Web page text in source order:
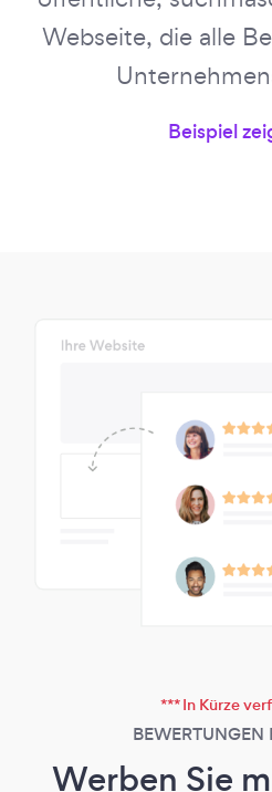
Webseite, die alle
Beispiel
*** In Kürze
BEWERTUNGEN
Werben Sie